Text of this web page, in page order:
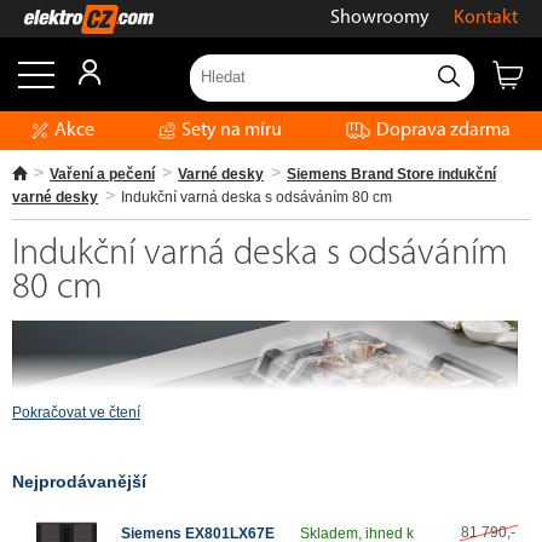
Showroomy Kontakt
Akce Sety na míru Doprava zdarma
Vaření a pečení Varné desky
Siemens Brand Store indukční
varné desky
Indukční varná deska s odsáváním 80 cm
Indukční varná deska s odsáváním
80 cm
Pokračovat ve čtení
Nejprodávanější
Siemens EX801LX67E
Skladem, ihned k
81 790,-